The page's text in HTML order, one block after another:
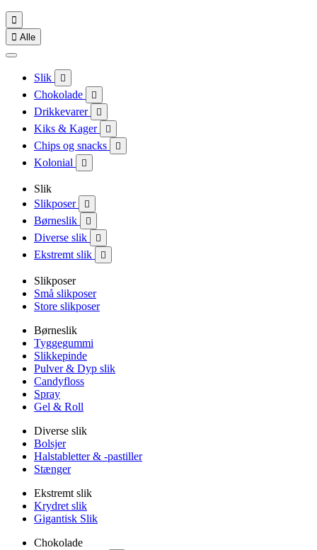

 Alle
Slik 
Chokolade 
Drikkevarer 
Kiks & Kager 
Chips og snacks 
Kolonial 
Slik
Slikposer

Børneslik 
Diverse slik 
Ekstremt slik 
Slikposer
Små slikposer
Store slikposer
Børneslik
Tyggegummi
Slikkepinde
Pulver & Dyp slik
Candyfloss
Spray
Gel & Roll
Diverse slik
Bolsjer
Halstabletter & -pastiller
Stænger
Ekstremt slik
Krydret slik
Gigantisk Slik
Chokolade